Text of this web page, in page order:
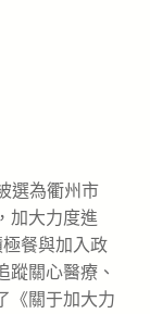
選為衢州市
加大力度進
餐與加入政
蹤關心醫療、
《關于加大力